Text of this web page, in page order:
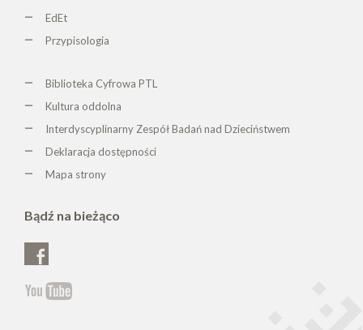
EdEt
Przypisologia
Biblioteka Cyfrowa PTL
Kultura oddolna
Interdyscyplinarny Zespół Badań nad Dzieciństwem
Deklaracja dostępności
Mapa strony
Bądź na bieżąco